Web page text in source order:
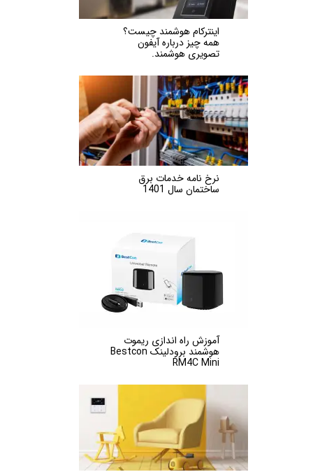
اینترکام هوشمند چیست؟
همه چیز درباره آیفون
تصویری هوشمند.
نرخ نامه خدمات برق
ساختمان سال 1401
آموزش راه اندازی ریموت
هوشمند برودلینک Bestcon
RM4C Mini